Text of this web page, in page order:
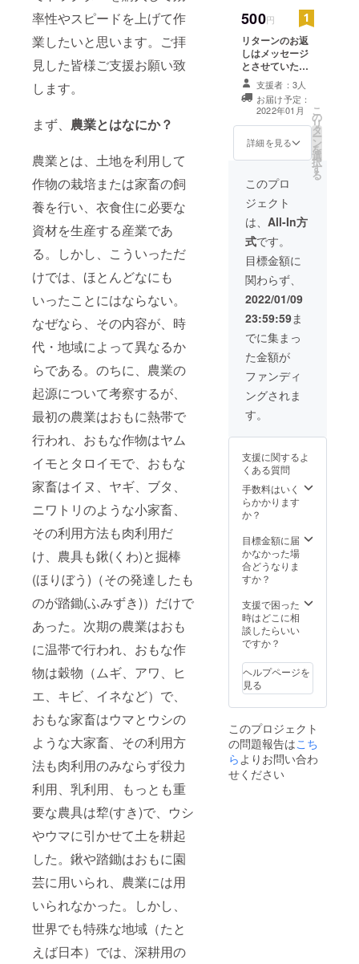
率性やスピードを上げて作
業したいと思います。ご拝
見した皆様ご支援お願い致
します。
まず、 農業とはなにか？
農業とは、土地を利用して
作物の栽培または家畜の飼
養を行い、衣食住に必要な
資材を生産する産業であ
る。しかし、こういっただ
けでは、ほとんどなにも
いったことにはならない。
なぜなら、その内容が、時
代・地域によって異なるか
らである。のちに、農業の
起源について考察するが、
最初の農業はおもに熱帯で
行われ、おもな作物はヤム
イモとタロイモで、おもな
家畜はイヌ、ヤギ、ブタ、
ニワトリのような小家畜、
その利用方法も肉利用だ
け、農具も鍬(くわ)と掘棒
(ほりぼう)（その発達したも
のが踏鋤(ふみずき)）だけで
あった。次期の農業はおも
に温帯で行われ、おもな作
物は穀物（ムギ、アワ、ヒ
エ、キビ、イネなど）で、
おもな家畜はウマとウシの
ような大家畜、その利用方
法も肉利用のみならず役力
利用、乳利用、もっとも重
要な農具は犂(すき)で、ウシ
やウマに引かせて土を耕起
した。鍬や踏鋤はおもに園
芸に用いられ、農業には用
いられなかった。しかし、
世界でも特殊な地域（たと
えば日本）では、深耕用の
500円
リターンのお返
しはメッセージ
とさせていただ
きます。 メッ
セージはメール
にて送信させて
いただきます。
なにか物をあげ
たい気持ちは
いうことでお金
が必要なので
メッセージで感
謝を伝えさせて
いただきます。
注意事項としま
しては、メール
アドレスを教え
てもらう必要が
あります。
支援者：3人
お届け予定：
2022年01月
詳細を見る
こ
の
リ
タ
ー
ン
を
選
択
す
る
このプロ
ジェクト
は、 All-In方
式です。
目標金額に
関わらず、
2022/01/09
23:59:59ま
でに集まっ
た金額が
ファンディ
ングされま
す。
支援に関するよ
くある質問
手数料はいく
らかかります
か？
目標金額に届
かなかった場
合どうなりま
すか？
支援で困った
時はどこに相
談したらいい
ですか？
ヘルプページを
見る
このプロジェクト
の問題報告はこち
ら よりお問い合わ
せください